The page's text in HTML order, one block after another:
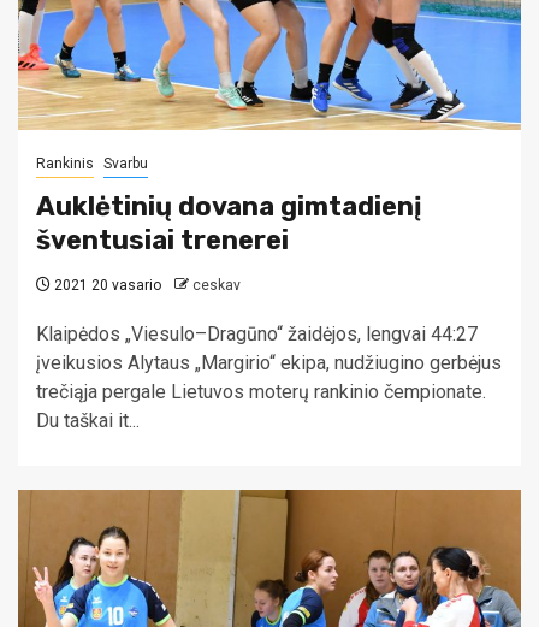
Rankinis Svarbu
Auklėtinių dovana gimtadienį
šventusiai trenerei
2021 20 vasario ceskav
Klaipėdos „Viesulo–Dragūno“ žaidėjos, lengvai 44:27
įveikusios Alytaus „Margirio“ ekipa, nudžiugino gerbėjus
trečiąja pergale Lietuvos moterų rankinio čempionate.
Du taškai it...